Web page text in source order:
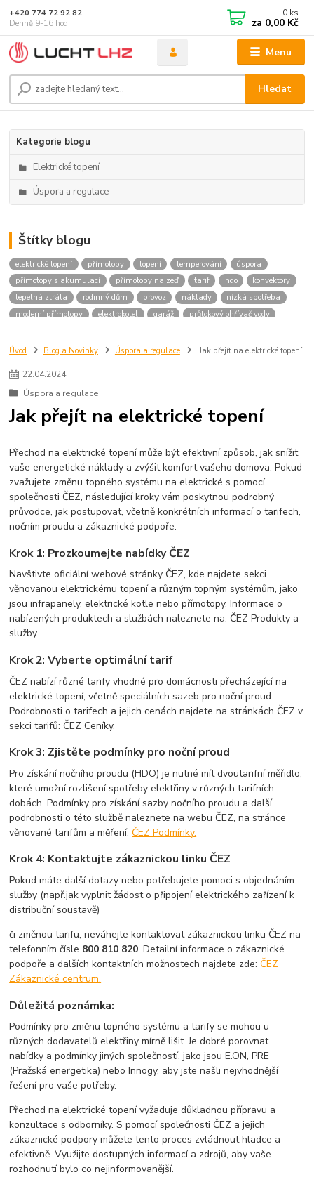
Menu
Hledat
+420 774 72 92 82
Denně 9-16 hod.
0 ks
za 0,00 Kč
Kategorie blogu
Elektrické topení
Úspora a regulace
Štítky blogu
elektrické topení přímotopy topení temperování
úspora
přímotopy s akumulací
přímotopy na zeď tarif hdo
konvektory
tepelná ztráta
rodinný dům provoz náklady
nízká spotřeba
moderní přímotopy
elektrokotel garáž
průtokový ohřívač vody
infrapanely
ceny energie topení v bytě
topení elektřinou
sdílení elektřiny z fve
Úvod Blog a Novinky Úspora a regulace Jak přejít na elektrické topení
22.04.2024
Úspora a regulace
Jak přejít na elektrické topení
Přechod na elektrické topení může být efektivní způsob, jak snížit
vaše energetické náklady a zvýšit komfort vašeho domova. Pokud
zvažujete změnu topného systému na elektrické s pomocí
společnosti ČEZ, následující kroky vám poskytnou podrobný
průvodce, jak postupovat, včetně konkrétních informací o tarifech,
nočním proudu a zákaznické podpoře.
Krok 1: Prozkoumejte nabídky ČEZ
Navštivte oficiální webové stránky ČEZ, kde najdete sekci
věnovanou elektrickému topení a různým topným systémům, jako
jsou infrapanely, elektrické kotle nebo přímotopy. Informace o
nabízených produktech a službách naleznete na: ČEZ Produkty a
služby.
Krok 2: Vyberte optimální tarif
ČEZ nabízí různé tarify vhodné pro domácnosti přecházející na
elektrické topení, včetně speciálních sazeb pro noční proud.
Podrobnosti o tarifech a jejich cenách najdete na stránkách ČEZ v
sekci tarifů: ČEZ Ceníky.
Krok 3: Zjistěte podmínky pro noční proud
Pro získání nočního proudu (HDO) je nutné mít dvoutarifní měřidlo,
které umožní rozlišení spotřeby elektřiny v různých tarifních
dobách. Podmínky pro získání sazby nočního proudu a další
podrobnosti o této službě naleznete na webu ČEZ, na stránce
věnované tarifům a měření:ČEZ Podmínky.
Krok 4: Kontaktujte zákaznickou linku ČEZ
Pokud máte další dotazy nebo potřebujete pomoci s objednáním
služby (např.jak vyplnit žádost o připojení elektrického zařízení k
distribuční soustavě)
či změnou tarifu, neváhejte kontaktovat zákaznickou linku ČEZ na
telefonním čísle 800 810 820. Detailní informace o zákaznické
podpoře a dalších kontaktních možnostech najdete zde:ČEZ
Zákaznické centrum.
Důležitá poznámka:
Podmínky pro změnu topného systému a tarify se mohou u
různých dodavatelů elektřiny mírně lišit. Je dobré porovnat
nabídky a podmínky jiných společností, jako jsou E.ON, PRE
(Pražská energetika) nebo Innogy, aby jste našli nejvhodnější
řešení pro vaše potřeby.
Přechod na elektrické topení vyžaduje důkladnou přípravu a
konzultace s odborníky. S pomocí společnosti ČEZ a jejich
zákaznické podpory můžete tento proces zvládnout hladce a
efektivně. Využijte dostupných informací a zdrojů, aby vaše
rozhodnutí bylo co nejinformovanější.